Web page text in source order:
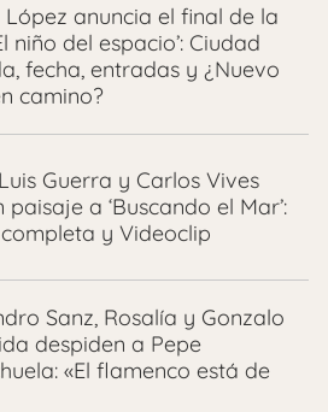
López anuncia el final de la
niño del espacio’: Ciudad
fecha, entradas y ¿Nuevo
camino?
Guerra y Carlos Vives
paisaje a ‘Buscando el Mar’:
y Videoclip
Sanz, Rosalía y Gonzalo
despiden a Pepe
«El flamenco está de